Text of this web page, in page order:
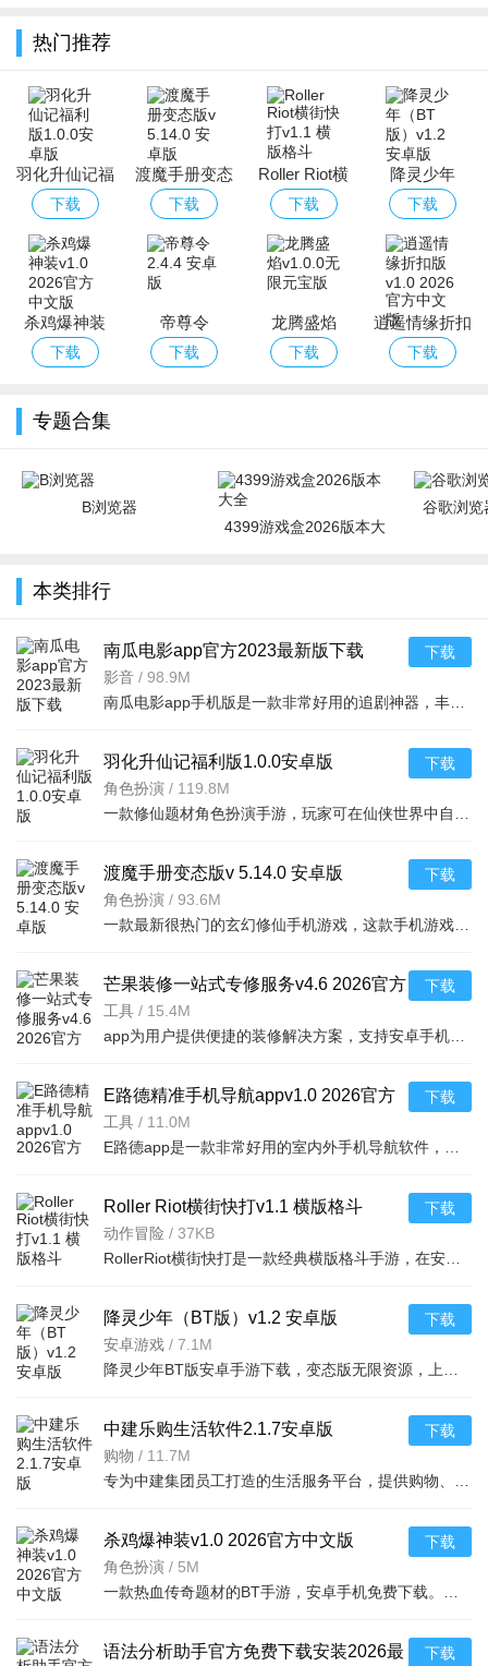
热门推荐
羽化升仙记福
利版
下载
渡魔手册变态
版
下载
Roller Riot横
街快打
下载
降灵少年
（BT版）
下载
杀鸡爆神装
下载
帝尊令
下载
龙腾盛焰
下载
逍遥情缘折扣
版
下载
专题合集
B浏览器
4399游戏盒2026版本大
谷歌浏览
本类排行
南瓜电影app官方2023最新版下载
v9.3.4手机版
影音 / 98.9M
下载
羽化升仙记福利版1.0.0安卓版
角色扮演 / 119.8M
下载
渡魔手册变态版v 5.14.0 安卓版
角色扮演 / 93.6M
下载
芒果装修一站式专修服务v4.6 2026官方
中文版
工具 / 15.4M
下载
E路德精准手机导航appv1.0 2026官方
中文版
工具 / 11.0M
下载
Roller Riot横街快打v1.1 横版格斗
动作冒险 / 37KB
下载
降灵少年（BT版）v1.2 安卓版
安卓游戏 / 7.1M
下载
中建乐购生活软件2.1.7安卓版
购物 / 11.7M
下载
杀鸡爆神装v1.0 2026官方中文版
角色扮演 / 5M
下载
语法分析助手官方免费下载安装2026最 下载